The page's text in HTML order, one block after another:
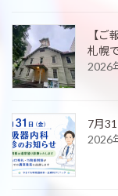
【ご
札幌
2026
7月
2026